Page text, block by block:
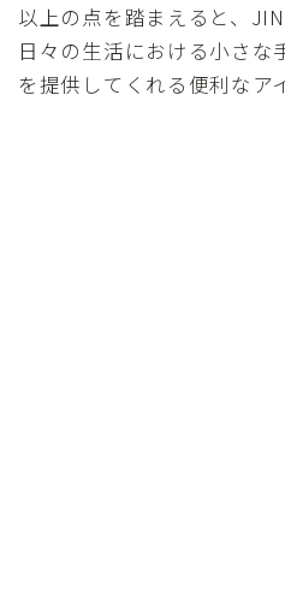
以上の点を踏まえると、
日々の生活における小さ
を提供してくれる便利なア